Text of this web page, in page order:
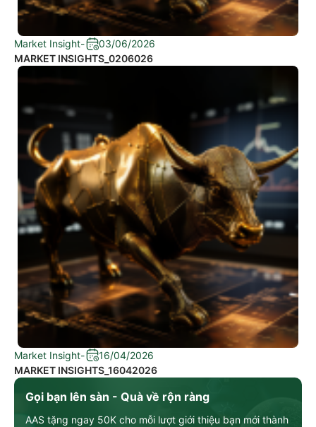
Gọi bạn lên sàn - Quà về rộn ràng
AAS tặng ngay 50K cho mỗi lượt giới thiệu bạn mới thành
Market Insight-
03/06/2026
MARKET INSIGHTS_0206026
Market Insight-
16/04/2026
MARKET INSIGHTS_16042026